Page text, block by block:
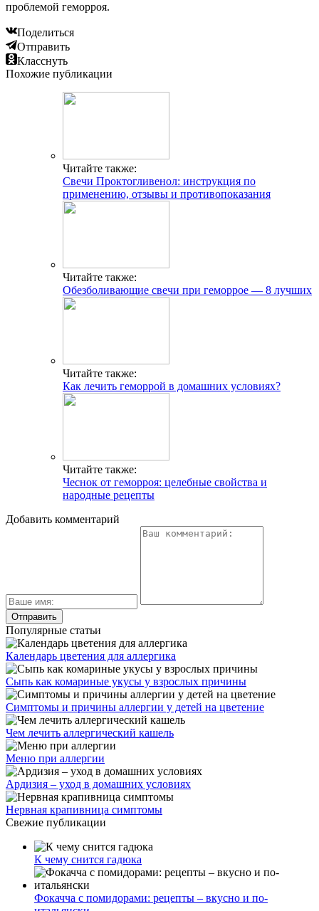
проблемой геморроя.
Поделиться
Отправить
Класснуть
Похожие публикации
Читайте также:
Свечи Проктогливенол: инструкция по
применению, отзывы и противопоказания
Читайте также:
Обезболивающие свечи при геморрое — 8 лучших
Читайте также:
Как лечить геморрой в домашних условиях?
Читайте также:
Чеснок от геморроя: целебные свойства и
народные рецепты
Добавить комментарий
Популярные статьи
Календарь цветения для аллергика
Сыпь как комариные укусы у взрослых причины
Симптомы и причины аллергии у детей на цветение
Чем лечить аллергический кашель
Меню при аллергии
Ардизия – уход в домашних условиях
Нервная крапивница симптомы
Свежие публикации
К чему снится гадюка
Фокачча с помидорами: рецепты – вкусно и по-